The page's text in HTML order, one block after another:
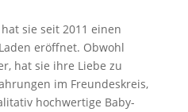
sie seit 2011 einen
eröffnet. Obwohl
hat sie ihre Liebe zu
im Freundeskreis,
hochwertige Baby-